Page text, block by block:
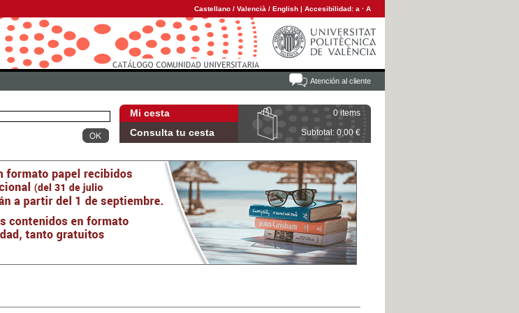
Castellano / Valencià / English | Accesibilidad: a · A
Atención al cliente
Mi cesta 0 items
Consulta tu cesta Subtotal: 0,00 €